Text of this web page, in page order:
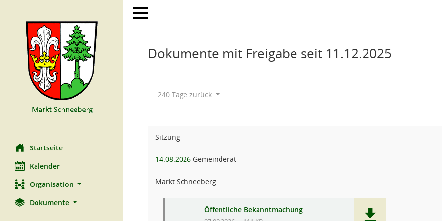
Startseite
Kalender
Organisation
Dokumente
Toggle navigation
Dokumente mit Freigabe seit 11.12.2025
240 Tage zurück
Sitzung
14.08.2026 Gemeinderat
Markt Schneeberg
Öffentliche Bekanntmachung